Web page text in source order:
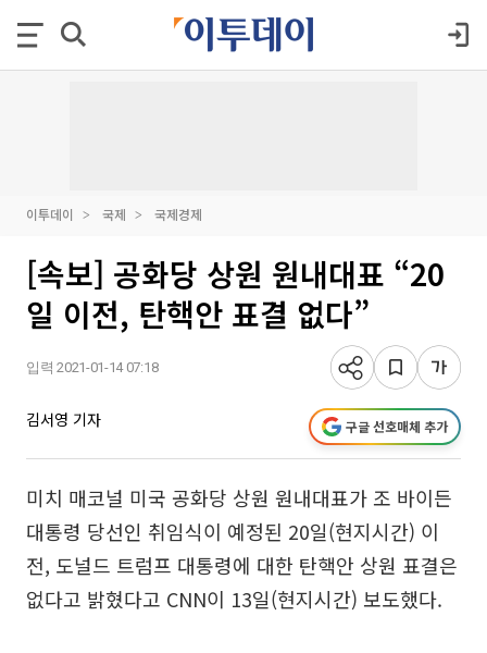
이투데이 국제 국제경제
[속보] 공화당 상원 원내대표 “20
일 이전, 탄핵안 표결 없다”
입력 2021-01-14 07:18
김서영 기자 구글 선호매체 추가
미치 매코널 미국 공화당 상원 원내대표가 조 바이든
대통령 당선인 취임식이 예정된 20일(현지시간) 이
전, 도널드 트럼프 대통령에 대한 탄핵안 상원 표결은
없다고 밝혔다고 CNN이 13일(현지시간) 보도했다.